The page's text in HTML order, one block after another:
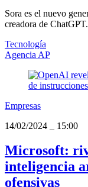
Sora es el nuevo
creadora de ChatGPT.
Tecnología
Agencia AP
Empresas
14/02/2024
15:00
Microsoft:
inteligencia
ofensivas